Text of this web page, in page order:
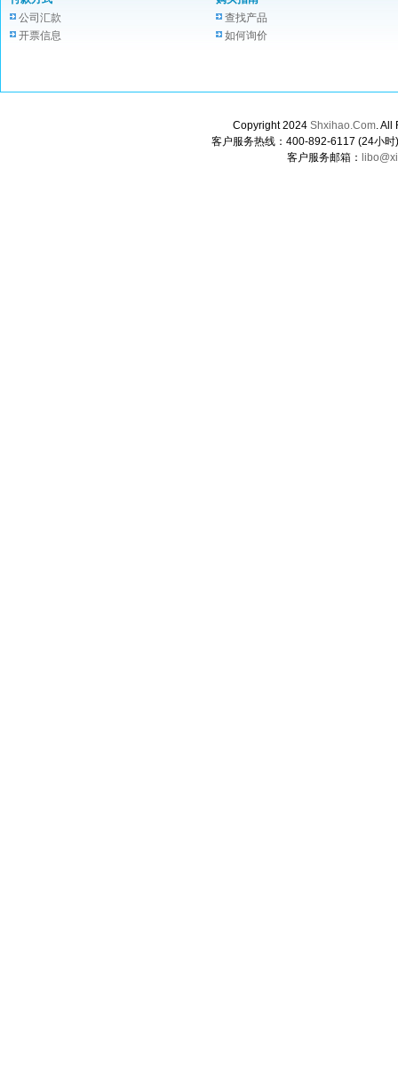
公司汇款
开票信息
查找产品
如何询价
Copyright 2024 Shxihao.Com. All
客户服务热线：400-892-6117 (24小
客户服务邮箱：